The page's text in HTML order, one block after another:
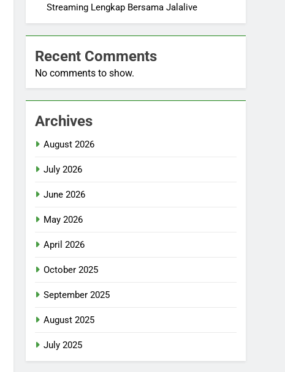
Streaming Lengkap Bersama Jalalive
Recent Comments
No comments to show.
Archives
August 2026
July 2026
June 2026
May 2026
April 2026
October 2025
September 2025
August 2025
July 2025